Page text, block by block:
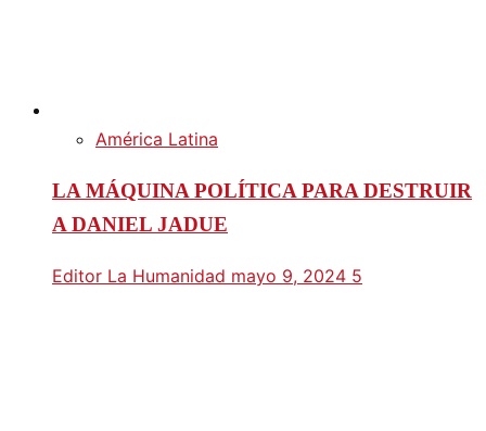
América Latina
LA MÁQUINA POLÍTICA PARA DESTRUIR
A DANIEL JADUE
Editor La Humanidad mayo 9, 2024 5